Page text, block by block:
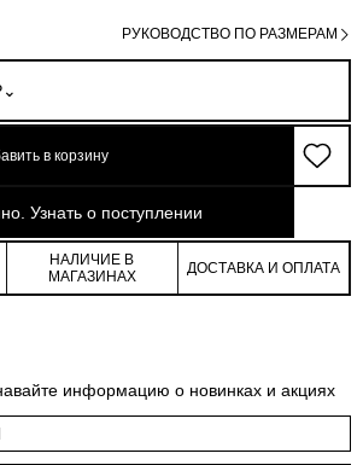
РУКОВОДСТВО ПО РАЗМЕРАМ
в корзину
Узнать о поступлении
НАЛИЧИЕ В
МАГАЗИНАХ
ДОСТАВКА И ОПЛАТА
информацию о новинках и акциях